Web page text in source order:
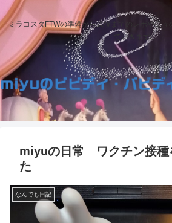
ミラコスタFTWの準備から式後までのレポや日
ていきます。
miyuの日常 ワクチン接種
た
なんでも日記